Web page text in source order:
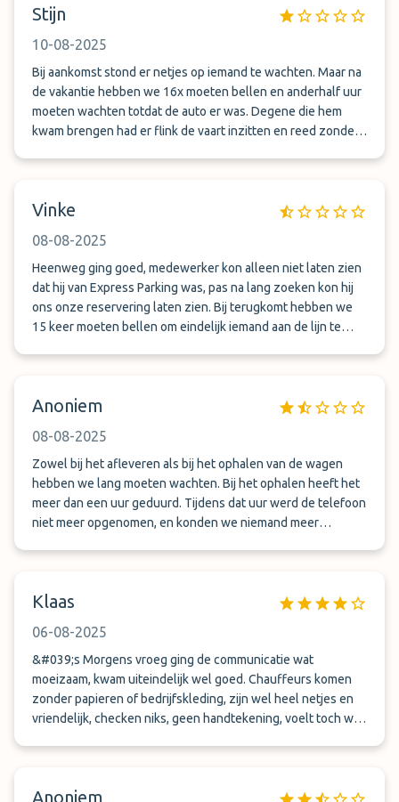
Stijn
10-08-2025
Bij aankomst stond er netjes op iemand te wachten. Maar na
de vakantie hebben we 16x moeten bellen en anderhalf uur
moeten wachten totdat de auto er was. Degene die hem
kwam brengen had er flink de vaart inzitten en reed zonder
Vinke
08-08-2025
Heenweg ging goed, medewerker kon alleen niet laten zien
dat hij van Express Parking was, pas na lang zoeken kon hij
ons onze reservering laten zien. Bij terugkomt hebben we
15 keer moeten bellen om eindelijk iemand aan de lijn te
en 1,5 uur later kwam eindelijk onze auto. Jammer, je kiest
te komen met 2 kleine kinderen.
Anoniem
08-08-2025
Zowel bij het afleveren als bij het ophalen van de wagen
hebben we lang moeten wachten. Bij het ophalen heeft het
meer dan een uur geduurd. Tijdens dat uur werd de telefoon
niet meer opgenomen, en konden we niemand meer
Klaas
06-08-2025
&#039;s Morgens vroeg ging de communicatie wat
moeizaam, kwam uiteindelijk wel goed. Chauffeurs komen
zonder papieren of bedrijfskleding, zijn wel heel netjes en
vriendelijk, checken niks, geen handtekening, voelt toch wat
Anoniem